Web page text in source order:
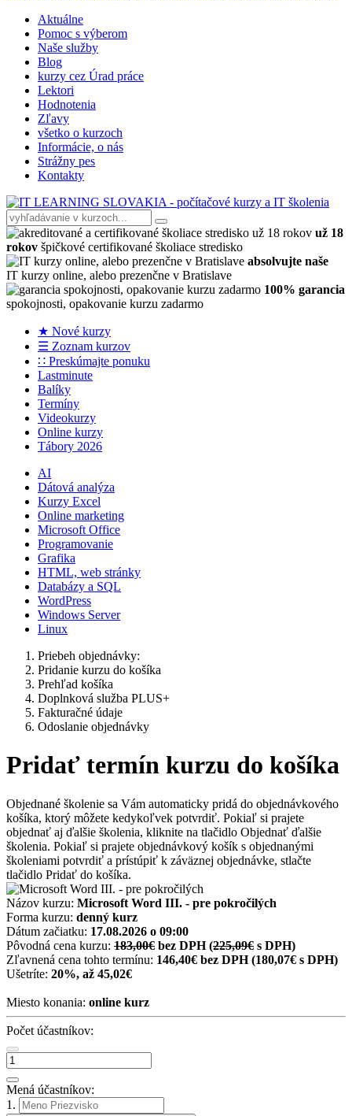
Aktuálne
Pomoc s výberom
Naše služby
Blog
kurzy cez Úrad práce
Lektori
Hodnotenia
Zľavy
všetko o kurzoch
Informácie, o nás
Strážny pes
Kontakty
už 18
rokov špičkové certifikované školiace stredisko
absolvujte naše
IT kurzy online, alebo prezenčne v Bratislave
100% garancia
spokojnosti, opakovanie kurzu zadarmo
★ Nové kurzy
☰ Zoznam kurzov
∷ Preskúmajte ponuku
Lastminute
Balíky
Termíny
Videokurzy
Online kurzy
Tábory 2026
AI
Dátová analýza
Kurzy Excel
Online marketing
Microsoft Office
Programovanie
Grafika
HTML, web stránky
Databázy a SQL
WordPress
Windows Server
Linux
Priebeh objednávky:
Pridanie kurzu do košíka
Prehľad košíka
Doplnková služba PLUS+
Fakturačné údaje
Odoslanie objednávky
Pridať termín kurzu do košíka
Objednané školenie sa Vám automaticky pridá do objednávkového
košíka, ktorý môžete kedykoľvek potvrdiť. Pokiaľ si prajete
objednať aj ďalšie školenia, kliknite na tlačidlo Objednať ďalšie
školenia. Pokiaľ si prajete objednávkový košík s objednanými
školeniami potvrdiť a prístúpiť k záväznej objednávke, stlačte
tlačidlo Pridať do košíka.
Názov kurzu: Microsoft Word III. - pre pokročilých
Forma kurzu: denný kurz
Dátum začiatku: 17.08.2026 o 09:00
Pôvodná cena kurzu: 183,00€ bez DPH(225,09€ s DPH)
Zľavnená cena tohto termínu: 146,40€ bez DPH(180,07€ s DPH)
Ušetríte: 20%, až 45,02€
Miesto konania: online kurz
Počet účastníkov:
Mená účastníkov:
1.